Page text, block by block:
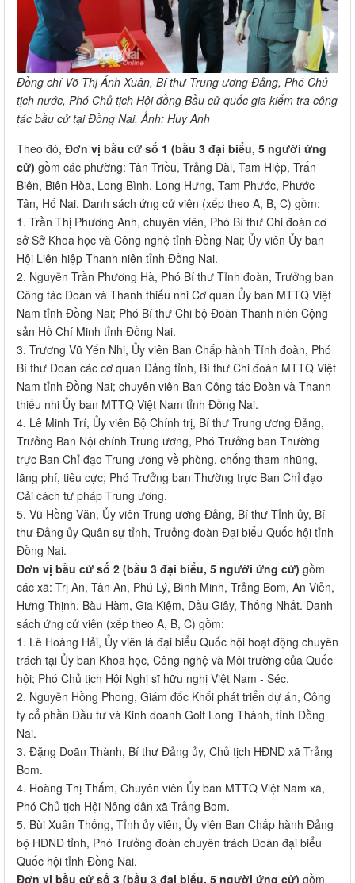
Đồng chí Võ Thị Ánh Xuân, Bí thư Trung ương Đảng, Phó Chủ
tịch nước, Phó Chủ tịch Hội đồng Bầu cử quốc gia kiểm tra công
tác bầu cử tại Đồng Nai. Ảnh: Huy Anh
Theo đó, Đơn vị bầu cử số 1 (bầu 3 đại biểu, 5 người ứng
cử) gồm các phường: Tân Triều, Trảng Dài, Tam Hiệp, Trấn
Biên, Biên Hòa, Long Bình, Long Hưng, Tam Phước, Phước
Tân, Hố Nai. Danh sách ứng cử viên (xếp theo A, B, C) gồm:
1. Trần Thị Phương Anh, chuyên viên, Phó Bí thư Chi đoàn cơ
sở Sở Khoa học và Công nghệ tỉnh Đồng Nai; Ủy viên Ủy ban
Hội Liên hiệp Thanh niên tỉnh Đồng Nai.
2. Nguyễn Trần Phương Hà, Phó Bí thư Tỉnh đoàn, Trưởng ban
Công tác Đoàn và Thanh thiếu nhi Cơ quan Ủy ban MTTQ Việt
Nam tỉnh Đồng Nai; Phó Bí thư Chi bộ Đoàn Thanh niên Cộng
sản Hồ Chí Minh tỉnh Đồng Nai.
3. Trương Vũ Yến Nhi, Ủy viên Ban Chấp hành Tỉnh đoàn, Phó
Bí thư Đoàn các cơ quan Đảng tỉnh, Bí thư Chi đoàn MTTQ Việt
Nam tỉnh Đồng Nai; chuyên viên Ban Công tác Đoàn và Thanh
thiếu nhi Ủy ban MTTQ Việt Nam tỉnh Đồng Nai.
4. Lê Minh Trí, Ủy viên Bộ Chính trị, Bí thư Trung ương Đảng,
Trưởng Ban Nội chính Trung ương, Phó Trưởng ban Thường
trực Ban Chỉ đạo Trung ương về phòng, chống tham nhũng,
lãng phí, tiêu cực; Phó Trưởng ban Thường trực Ban Chỉ đạo
Cải cách tư pháp Trung ương.
5. Vũ Hồng Văn, Ủy viên Trung ương Đảng, Bí thư Tỉnh ủy, Bí
thư Đảng ủy Quân sự tỉnh, Trưởng đoàn Đại biểu Quốc hội tỉnh
Đồng Nai.
Đơn vị bầu cử số 2 (bầu 3 đại biểu, 5 người ứng cử) gồm
các xã: Trị An, Tân An, Phú Lý, Bình Minh, Trảng Bom, An Viễn,
Hưng Thịnh, Bàu Hàm, Gia Kiệm, Dầu Giây, Thống Nhất. Danh
sách ứng cử viên (xếp theo A, B, C) gồm:
1. Lê Hoàng Hải, Ủy viên là đại biểu Quốc hội hoạt động chuyên
trách tại Ủy ban Khoa học, Công nghệ và Môi trường của Quốc
hội; Phó Chủ tịch Hội Nghị sĩ hữu nghị Việt Nam - Séc.
2. Nguyễn Hồng Phong, Giám đốc Khối phát triển dự án, Công
ty cổ phần Đầu tư và Kinh doanh Golf Long Thành, tỉnh Đồng
Nai.
3. Đặng Doãn Thành, Bí thư Đảng ủy, Chủ tịch HĐND xã Trảng
Bom.
4. Hoàng Thị Thắm, Chuyên viên Ủy ban MTTQ Việt Nam xã,
Phó Chủ tịch Hội Nông dân xã Trảng Bom.
5. Bùi Xuân Thống, Tỉnh ủy viên, Ủy viên Ban Chấp hành Đảng
bộ HĐND tỉnh, Phó Trưởng đoàn chuyên trách Đoàn đại biểu
Quốc hội tỉnh Đồng Nai.
Đơn vị bầu cử số 3 (bầu 3 đại biểu, 5 người ứng cử) gồm